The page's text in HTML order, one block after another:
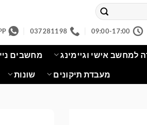
09:00-17:00
037281198
למחשב אישי וגיימינג מחשבים
מעבדת תיקונים שונות